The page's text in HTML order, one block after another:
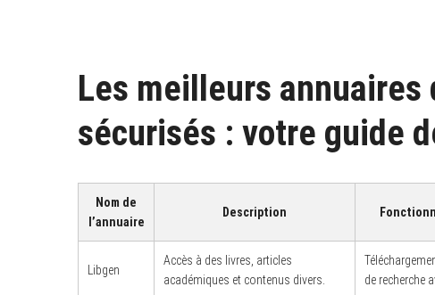
Les meilleurs
sécurisés : votre guide
Nom de
l’annuaire
Description
Libgen
Accès à des livres, articles
académiques et contenus divers.
de recherche